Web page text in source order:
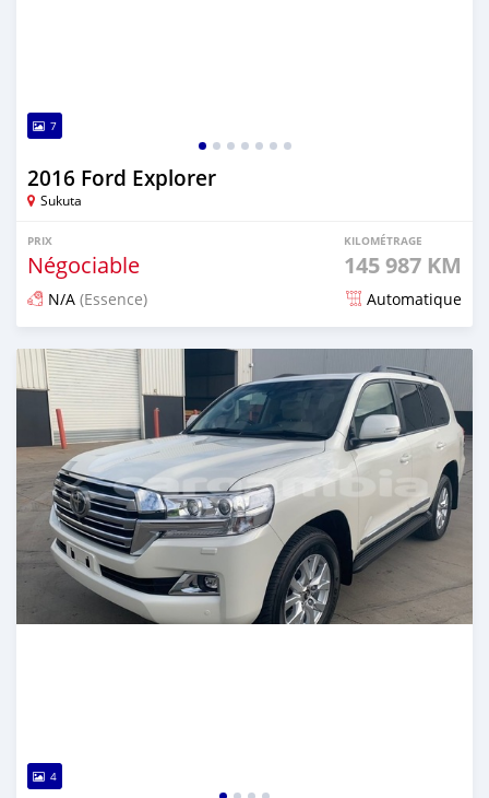
7
2016 Ford Explorer
Sukuta
PRIX
Négociable
KILOMÉTRAGE
145 987 KM
N/A (Essence) Automatique
Publié il y a 18 jours
4